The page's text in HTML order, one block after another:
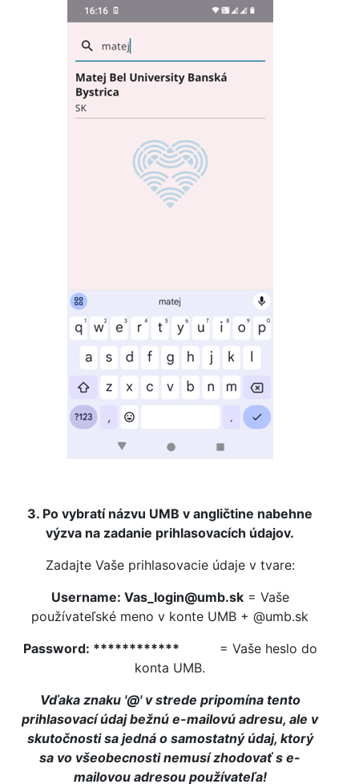
3. Po vybratí názvu UMB v angličtine nabehne
výzva na zadanie prihlasovacích údajov.
Zadajte Vaše prihlasovacie údaje v tvare:
Username: Vas_login@umb.sk= Vaše
používateľské meno v konte UMB + @umb.sk
Password: ************ = Vaše heslo do
konta UMB.
Vďaka znaku '@' v strede pripomína tento
prihlasovací údaj bežnú e-mailovú adresu, ale v
skutočnosti sa jedná o samostatný údaj, ktorý
sa vo všeobecnosti nemusí zhodovať s e-
mailovou adresou používateľa!